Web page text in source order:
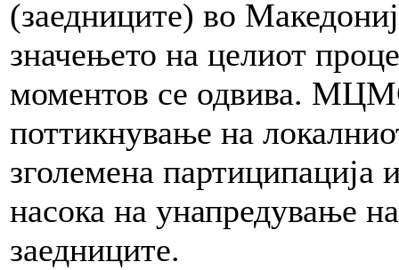
(заедниците) во
значењето на целиот
моментов се одвива.
поттикнување на
зголемена партиципација
насока на унапредување
заедниците.